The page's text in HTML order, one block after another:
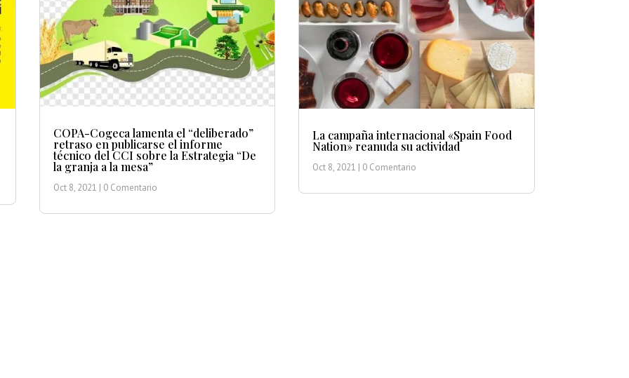
COPA-Cogeca lamenta el “deliberado”
retraso en publicarse el informe
técnico del CCI sobre la Estrategia “De
la granja a la mesa”
Oct 8, 2021 | 0 Comentario
La campaña internacional «Spain Food
Nation» reanuda su actividad
Oct 8, 2021 | 0 Comentario